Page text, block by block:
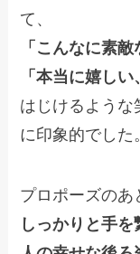
て、
「こんなに素
「本当に嬉し
はじけるような
に印象的でした
プロポーズのあ
しっかりと手